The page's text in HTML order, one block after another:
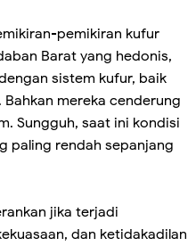
pemikiran kufur
Barat yang hedonis,
sistem kufur, baik
mereka cenderung
Sungguh, saat ini kondisi
paling rendah sepanjang
jika terjadi
dan ketidakadilan